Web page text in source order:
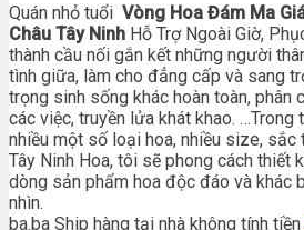
Quán nhỏ tuổi Vòng Hoa Đám Ma
Châu Tây Ninh Hỗ Trợ Ngoài Giờ,
thành cầu nối gắn kết những người
tình giữa, làm cho đẳng cấp và sang
trọng sinh sống khác hoàn toàn, phân
các việc, truyền lửa khát khao. …Trong
nhiều một số loại hoa, nhiều size, sắc
Tây Ninh Hoa, tôi sẽ phong cách thiết
dòng sản phẩm hoa độc đáo và khác
nhìn.
ba.ba Ship hàng tại nhà không tính tiền